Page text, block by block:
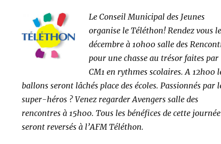
Le Conseil Municipal des Jeunes
organise le Téléthon! Rendez vous
décembre à 10h00 salle des
pour une chasse au trésor faites par
CM1 en rythmes scolaires. A 12h00
ballons seront lâchés place des écoles. Passionnés par
super-héros ? Venez regarder Avengers salle des
rencontres à 15h00. Tous les bénéfices de cette journée
seront reversés à l’AFM Téléthon.